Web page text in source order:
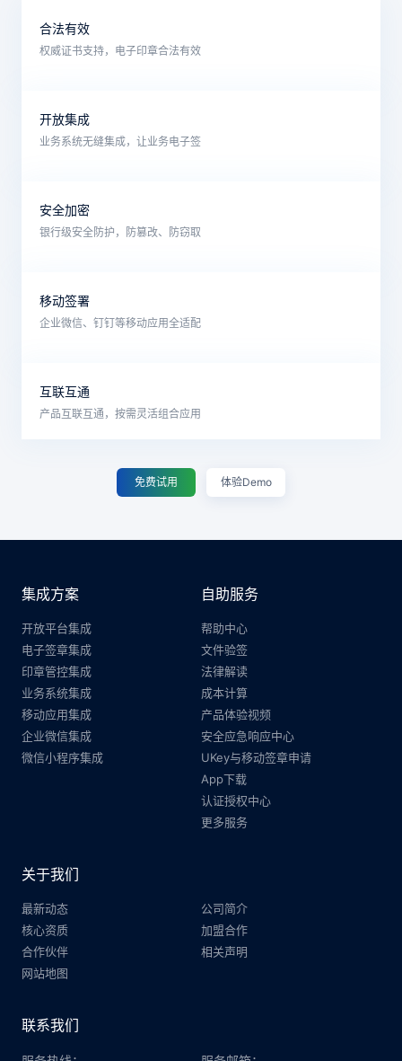
合法有效
权威证书支持，电子印章合法有效
开放集成
业务系统无缝集成，让业务电子签
安全加密
银行级安全防护，防篡改、防窃取
移动签署
企业微信、钉钉等移动应用全适配
互联互通
产品互联互通，按需灵活组合应用
免费试用 体验Demo
集成方案
开放平台集成
电子签章集成
印章管控集成
业务系统集成
移动应用集成
企业微信集成
微信小程序集成
自助服务
帮助中心
文件验签
法律解读
成本计算
产品体验视频
安全应急响应中心
UKey与移动签章申请
App下载
认证授权中心
更多服务
关于我们
最新动态
公司简介
核心资质
加盟合作
合作伙伴
相关声明
网站地图
联系我们